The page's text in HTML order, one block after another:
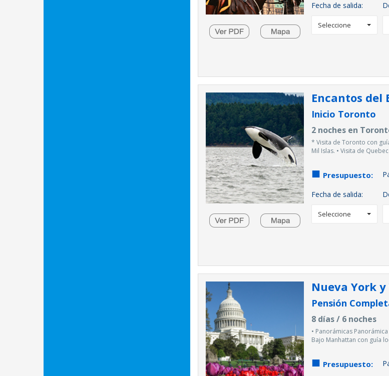
Fecha de salida:
Seleccione
Encantos del
Inicio Toronto
2 noches en
* Visita de Toronto con
Mil Islas. • Visita de
Presupuesto:
Fecha de salida:
Seleccione
Nueva York
Pensión
8 días / 6 noches
• Panorámicas
Bajo Manhattan con guía
Presupuesto: